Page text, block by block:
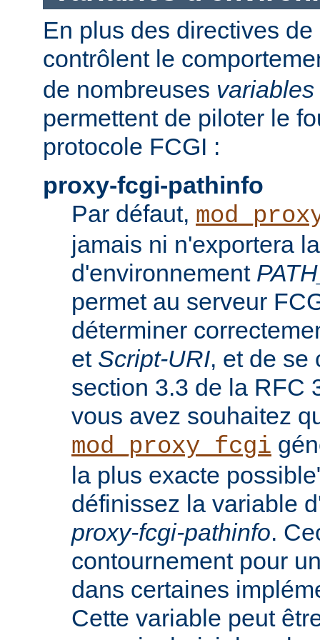
En plus des directives
contrôlent le
de nombreuses
permettent de piloter le
protocole FCGI :
proxy-fcgi-pathinfo
Par défaut,
jamais ni n'exportera
d'environnement
permet au serveur
déterminer
et Script-URI, et de se
section 3.3 de la RFC
vous avez souhaitez
mod_proxy_fcgi
la plus exacte
définissez la variable
proxy-fcgi-pathinfo.
contournement pour
dans certaines
Cette variable peut